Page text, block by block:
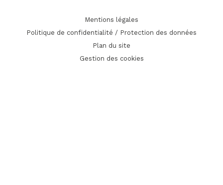
Mentions légales
Politique de confidentialité / Protection des données
Plan du site
Gestion des cookies